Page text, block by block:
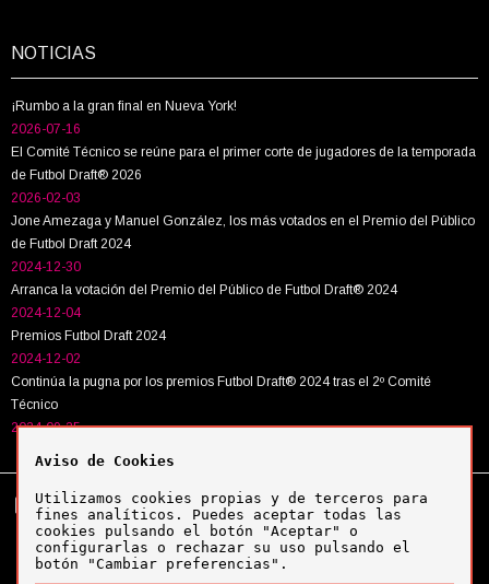
NOTICIAS
¡Rumbo a la gran final en Nueva York!
2026-07-16
El Comité Técnico se reúne para el primer corte de jugadores de la temporada
de Futbol Draft® 2026
2026-02-03
Jone Amezaga y Manuel González, los más votados en el Premio del Público
de Futbol Draft 2024
2024-12-30
Arranca la votación del Premio del Público de Futbol Draft® 2024
2024-12-04
Premios Futbol Draft 2024
2024-12-02
Continúa la pugna por los premios Futbol Draft® 2024 tras el 2º Comité
Técnico
2024-09-25
Tel: +34 943 63 40 63
Política de cookies
Política de privacidad
Aviso legal
Aviso de Cookies
Utilizamos cookies propias y de terceros para
fines analíticos. Puedes aceptar todas las
cookies pulsando el botón "Aceptar" o
configurarlas o rechazar su uso pulsando el
botón "Cambiar preferencias".